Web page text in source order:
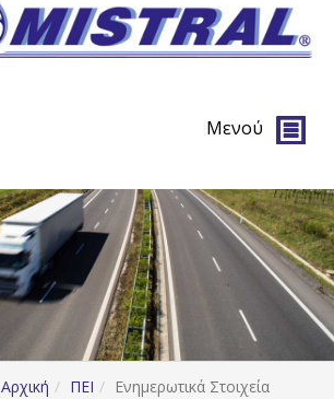
Μενού
Αρχική ΠΕΙ Ενημερωτικά Στοιχεία